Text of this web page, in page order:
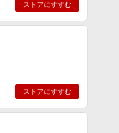
ストアにすすむ
ストアにすすむ